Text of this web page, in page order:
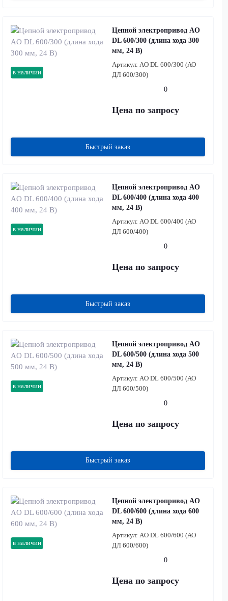
в наличии
Цепной электропривод AO
DL 600/300 (длина хода 300
мм, 24 В)
Артикул: AO DL 600/300 (АО
ДЛ 600/300)
0
Цена по запросу
Быстрый заказ
в наличии
Цепной электропривод AO
DL 600/400 (длина хода 400
мм, 24 В)
Артикул: AO DL 600/400 (АО
ДЛ 600/400)
0
Цена по запросу
Быстрый заказ
в наличии
Цепной электропривод AO
DL 600/500 (длина хода 500
мм, 24 В)
Артикул: AO DL 600/500 (АО
ДЛ 600/500)
0
Цена по запросу
Быстрый заказ
в наличии
Цепной электропривод AO
DL 600/600 (длина хода 600
мм, 24 В)
Артикул: AO DL 600/600 (АО
ДЛ 600/600)
0
Цена по запросу